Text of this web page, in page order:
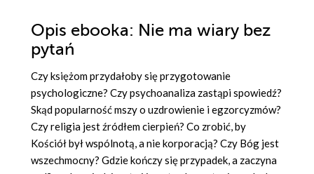
Opis ebooka: Nie ma wiary bez
pytań
Czy księżom przydałoby się przygotowanie
psychologiczne? Czy psychoanaliza zastąpi spowiedź?
Skąd popularność mszy o uzdrowienie i egzorcyzmów?
Czy religia jest źródłem cierpień? Co zrobić, by
Kościół był wspólnotą, a nie korporacją? Czy Bóg jest
wszechmocny? Gdzie kończy się przypadek, a zaczyna